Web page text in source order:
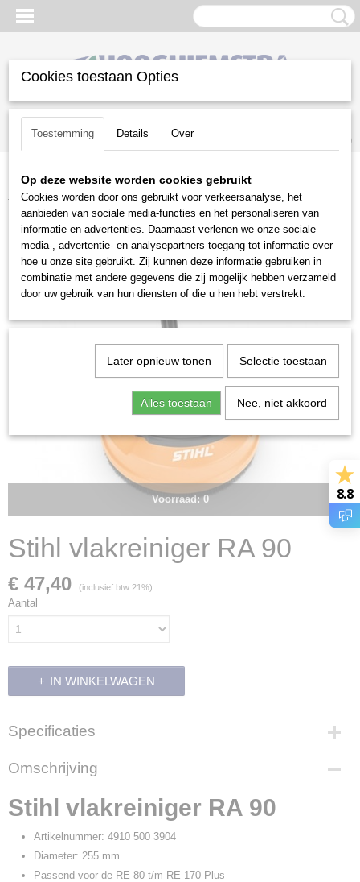
Inloggen Registreren
(0)
Home >Reiniging> Hogedrukreinigers >Toebehoren
toebehoren>Stihl vlakreiniger RA 90
Voorraad: 0
Stihl vlakreiniger RA 90
€ 47,40 (inclusief btw 21%)
Aantal
IN WINKELWAGEN
Specificaties
Productcode
19127
Productcode leverancier
4910 500 3904
Omschrijving
Stihl vlakreiniger RA 90
Artikelnummer: 4910 500 3904
Diameter: 255 mm
Passend voor de RE 80 t/m RE 170 Plus
8.8
Cookies toestaan Opties
Toestemming Details Over
Op deze website worden cookies gebruikt
Cookies worden door ons gebruikt voor verkeersanalyse, het
aanbieden van sociale media-functies en het personaliseren van
informatie en advertenties. Daarnaast verlenen we onze sociale
media-, advertentie- en analysepartners toegang tot informatie over
hoe u onze site gebruikt. Zij kunnen deze informatie gebruiken in
combinatie met andere gegevens die zij mogelijk hebben verzameld
door uw gebruik van hun diensten of die u hen hebt verstrekt.
Later opnieuw tonen Selectie toestaan
Alles toestaan Nee, niet akkoord